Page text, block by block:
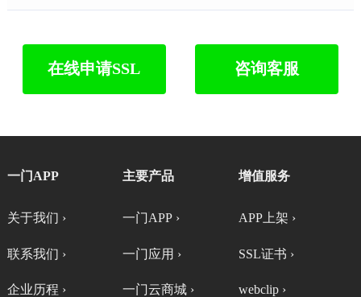
在线申请SSL 咨询客服
一门APP
关于我们 ›
联系我们 ›
企业历程 ›
主要产品
一门APP ›
一门应用 ›
一门云商城 ›
增值服务
APP上架 ›
SSL证书 ›
webclip ›